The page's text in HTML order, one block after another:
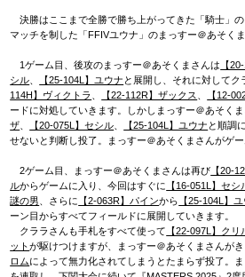
決勝はここまで全勝で勝ち上がってきた「騎士」
マッチを制した「FFIVユウナ」のまっすー＠あそく
1ゲーム目、後攻のまっすー＠あそくまさんは 【
シル
【25-104L】ユウナ と展開し、それに対してク
114H】ヴィクトラ
【22-112R】ザックス 【12-
ードに対処していきます。しかしまっすー＠あそく
ザ
【20-075L】セシル 【25-104L】ユウナ と順調
せないと判断し投了。まっすー＠あそくまさんがゲー
2ゲーム目、まっすー＠あそくまさんは再び 【20-
ルからゲームに入り、今回はすぐに 【16-051L】セシ
謎の男
、さらに 【2-063R】パインから 【25-104L】
ーン目からすべてフィールドに展開していきます。
クララさんも手札をすべて使って
【22-097L】クリ
ットが駆けつけますが、まっすー＠あそくまさんが
ロムによって無力化されてしまうとたまらず投了。